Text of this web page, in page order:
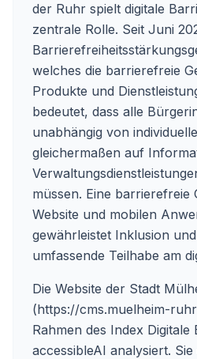
der Ruhr spielt digitale
zentrale Rolle. Seit Juni
welches die barrierefreie
Produkte und
bedeutet, dass alle
unabhängig von
gleichermaßen auf
müssen. Eine barrierefreie
Website und mobilen
gewährleistet Inklusion
umfassende Teilhabe am
Die Website der Stadt
(https://cms.muelheim-
Rahmen des Index
accessibleAI analysiert.